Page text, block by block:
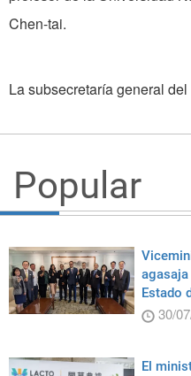
Chen-tai.
La subsecretaría general
Popular
Estado
30/
El